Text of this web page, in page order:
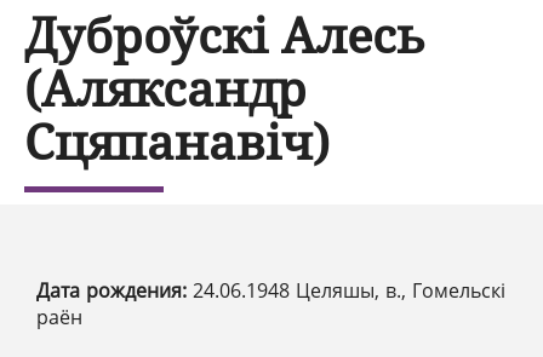
Дуброўскі Алесь
(Аляксандр
Сцяпанавіч)
Дата рождения: 24.06.1948 Целяшы, в., Гомельскі
раён